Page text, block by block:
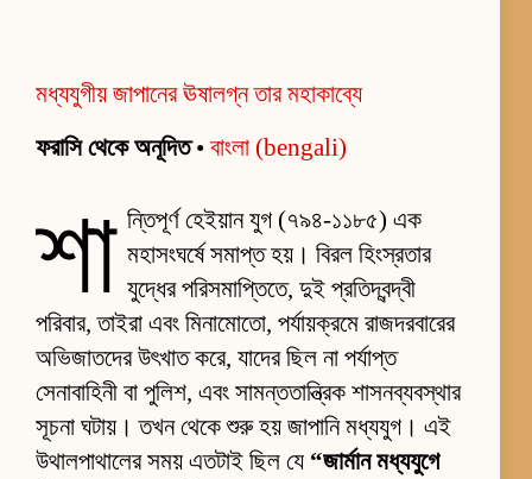
মধ্যযুগীয় জাপানের ঊষালগ্ন তার মহাকাব্যে
ফরাসি থেকে অনূদিত• বাংলা (bengali)
শা ন্তিপূর্ণ হেইয়ান যুগ (৭৯৪-১১৮৫) এক
মহাসংঘর্ষে সমাপ্ত হয়। বিরল হিংস্রতার
যুদ্ধের পরিসমাপ্তিতে, দুই প্রতিদ্বন্দ্বী
পরিবার, তাইরা এবং মিনামোতো, পর্যায়ক্রমে রাজদরবারের
অভিজাতদের উৎখাত করে, যাদের ছিল না পর্যাপ্ত
সেনাবাহিনী বা পুলিশ, এবং সামন্ততান্ত্রিক শাসনব্যবস্থার
সূচনা ঘটায়। তখন থেকে শুরু হয় জাপানি মধ্যযুগ। এই
উথালপাথালের সময় এতটাই ছিল যে “জার্মান মধ্যযুগে